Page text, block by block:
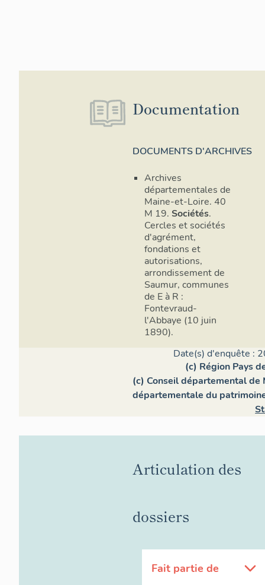
Documentation
DOCUMENTS D'ARCHIVES
Archives
départementales de
Maine-et-Loire. 40
M 19. Sociétés.
Cercles et sociétés
d'agrément,
fondations et
autorisations,
arrondissement de
Saumur, communes
de E à R :
Fontevraud-
l'Abbaye (10 juin
1890).
Date(s) d'enquête :
(c) Région Pays
(c) Conseil départemental
départementale du
Articulation des
dossiers
Fait partie de